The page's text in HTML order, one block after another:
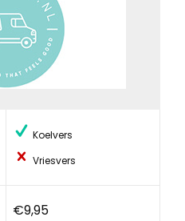
Koelvers
Vriesvers
€9,95